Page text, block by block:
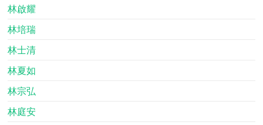
林啟耀
林培瑞
林士清
林夏如
林宗弘
林庭安